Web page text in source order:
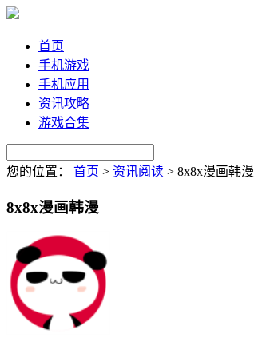
首页
手机游戏
手机应用
资讯攻略
游戏合集
您的位置： 首页 > 资讯阅读 > 8x8x漫画韩漫
8x8x漫画韩漫